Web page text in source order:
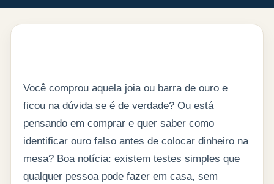
Você comprou aquela joia ou barra de ouro e
ficou na dúvida se é de verdade? Ou está
pensando em comprar e quer saber como
identificar ouro falso antes de colocar dinheiro na
mesa? Boa notícia: existem testes simples que
qualquer pessoa pode fazer em casa, sem